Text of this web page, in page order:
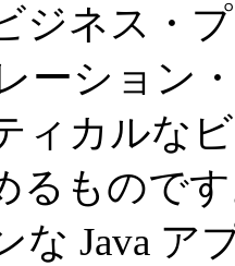
ジネス・
ーション
ィカルな
るもので
な Java ア